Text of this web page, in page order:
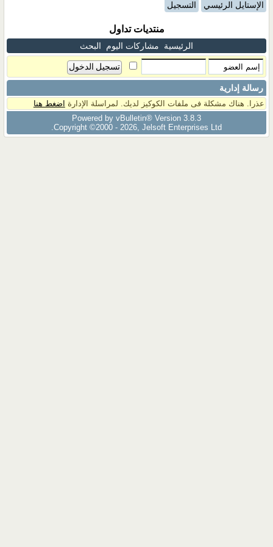
الإستايل الرئيسي التسجيل
منتديات تداول
الرئيسية مشاركات اليوم البحث
رسالة إدارية
عذرا. هناك مشكلة فى ملفات الكوكيز لديك. لمراسلة الإدارة اضغط هنا
Powered by vBulletin® Version 3.8.3
Copyright ©2000 - 2026, Jelsoft Enterprises Ltd.